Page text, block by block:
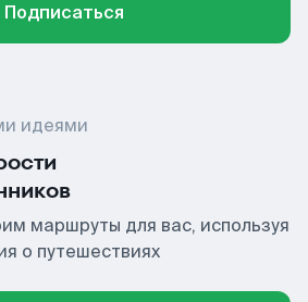
Подписаться
идеями
маршруты для вас, используя
о путешествиях